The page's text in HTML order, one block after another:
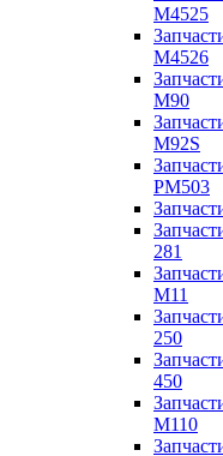
M4525
M4526
M90
M92S
PM503
281
M11
250
450
M110